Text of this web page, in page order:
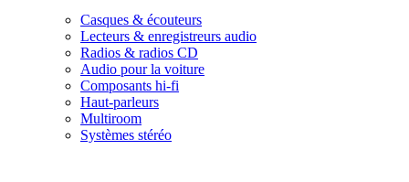
Casques & écouteurs
Lecteurs & enregistreurs audio
Radios & radios CD
Audio pour la voiture
Composants hi-fi
Haut-parleurs
Multiroom
Systèmes stéréo